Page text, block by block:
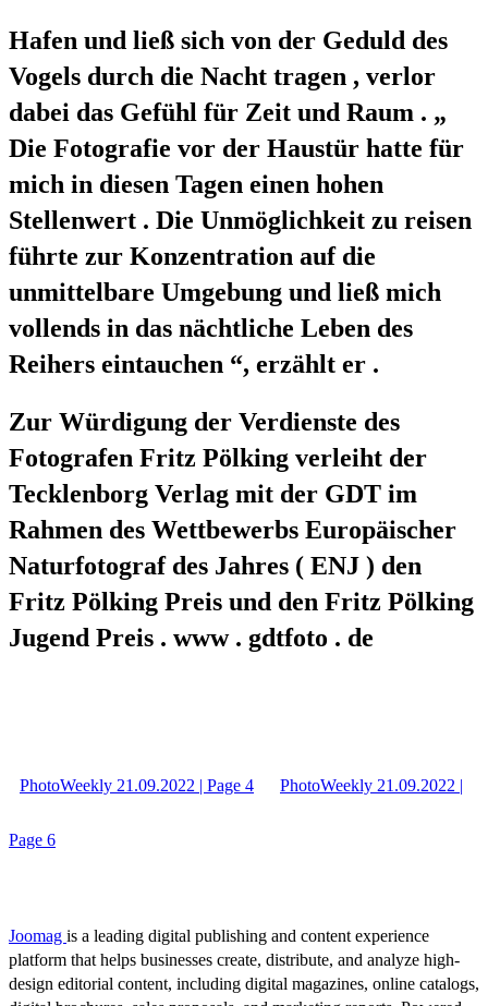
Hafen und ließ sich von der Geduld des
Vogels durch die Nacht tragen , verlor
dabei das Gefühl für Zeit und Raum . „
Die Fotografie vor der Haustür hatte für
mich in diesen Tagen einen hohen
Stellenwert . Die Unmöglichkeit zu reisen
führte zur Konzentration auf die
unmittelbare Umgebung und ließ mich
vollends in das nächtliche Leben des
Reihers eintauchen “, erzählt er .
Zur Würdigung der Verdienste des
Fotografen Fritz Pölking verleiht der
Tecklenborg Verlag mit der GDT im
Rahmen des Wettbewerbs Europäischer
Naturfotograf des Jahres ( ENJ ) den
Fritz Pölking Preis und den Fritz Pölking
Jugend Preis . www . gdtfoto . de
PhotoWeekly 21.09.2022 | Page 4 PhotoWeekly 21.09.2022 |
Page 6
Joomag is a leading digital publishing and content experience
platform that helps businesses create, distribute, and analyze high-
design editorial content, including digital magazines, online catalogs,